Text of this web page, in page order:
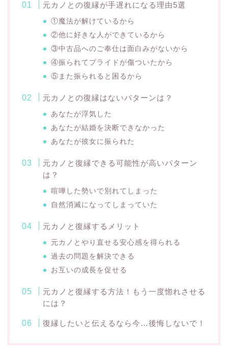
元カノとの復縁が手遅れになる理由5選
①魔法が解けているから
②他に好きな人ができているから
③中古品へのご奉仕は面白みがないから
④振られてプライドが傷ついたから
⑤また振られると困るから
元カノとの復縁はないパターンは？
あなたが浮気した
あなたが結婚を決断できなかった
あなたが彼女に振られた
元カノと復縁できる可能性が高いパターン
は？
喧嘩した勢いで別れてしまった
自然消滅になってしまっていた
元カノと復縁するメリット
元カノとやり直せる安心感を得られる
過去の問題を解決できる
お互いの成長を促せる
元カノと復縁する方法！もう一度惚れさせる
には？
復縁したいと伝えるなら今…後悔しないで！